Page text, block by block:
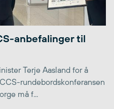
anbefalinger til
Terje Aasland for å
rundebordskonferansen
må f...